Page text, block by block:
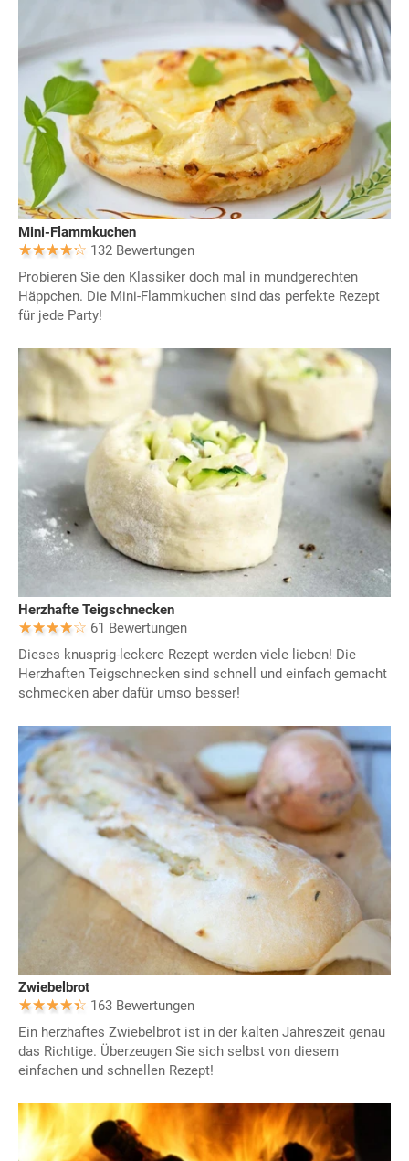
Mini-Flammkuchen
132 Bewertungen
Probieren Sie den Klassiker doch mal in mundgerechten
Häppchen. Die Mini-Flammkuchen sind das perfekte Rezept
für jede Party!
Herzhafte Teigschnecken
61 Bewertungen
Dieses knusprig-leckere Rezept werden viele lieben! Die
Herzhaften Teigschnecken sind schnell und einfach gemacht
schmecken aber dafür umso besser!
Zwiebelbrot
163 Bewertungen
Ein herzhaftes Zwiebelbrot ist in der kalten Jahreszeit genau
das Richtige. Überzeugen Sie sich selbst von diesem
einfachen und schnellen Rezept!